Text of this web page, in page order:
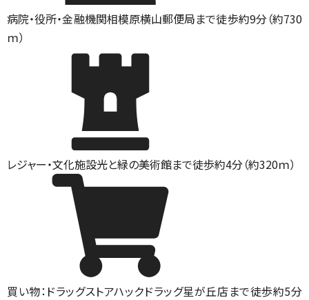
病院・役所・金融機関相模原横山郵便局まで徒歩約9分（約730
ｍ）
レジャー・文化施設光と緑の美術館まで徒歩約4分（約320ｍ）
買い物：ドラッグストアハックドラッグ星が丘店まで徒歩約5分